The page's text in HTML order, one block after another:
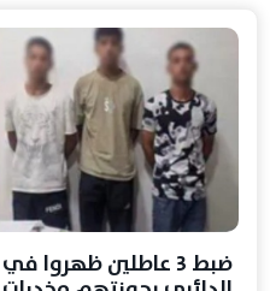
ضبط 3 عاطلين